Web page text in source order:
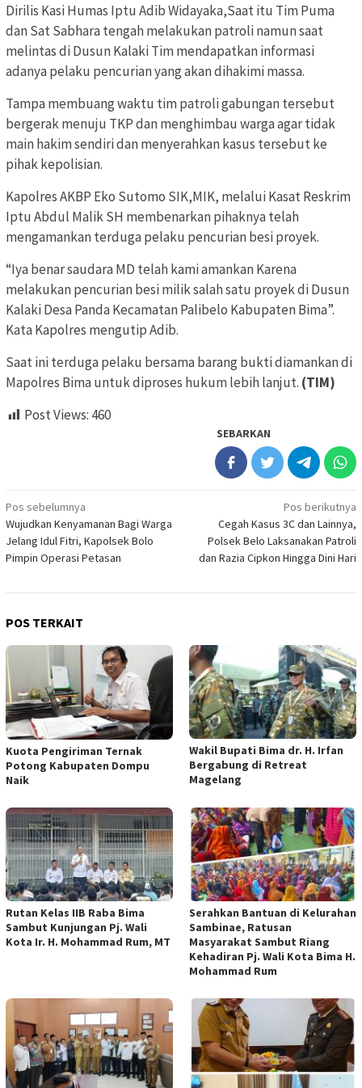
Dirilis Kasi Humas Iptu Adib Widayaka,Saat itu Tim Puma
dan Sat Sabhara tengah melakukan patroli namun saat
melintas di Dusun Kalaki Tim mendapatkan informasi
adanya pelaku pencurian yang akan dihakimi massa.
Tampa membuang waktu tim patroli gabungan tersebut
bergerak menuju TKP dan menghimbau warga agar tidak
main hakim sendiri dan menyerahkan kasus tersebut ke
pihak kepolisian.
Kapolres AKBP Eko Sutomo SIK,MIK, melalui Kasat Reskrim
Iptu Abdul Malik SH membenarkan pihaknya telah
mengamankan terduga pelaku pencurian besi proyek.
“Iya benar saudara MD telah kami amankan Karena
melakukan pencurian besi milik salah satu proyek di Dusun
Kalaki Desa Panda Kecamatan Palibelo Kabupaten Bima”.
Kata Kapolres mengutip Adib.
Saat ini terduga pelaku bersama barang bukti diamankan di
Mapolres Bima untuk diproses hukum lebih lanjut. (TIM)
Post Views: 460
SEBARKAN
Navigasi
pos
Pos sebelumnya
Wujudkan Kenyamanan Bagi Warga
Jelang Idul Fitri, Kapolsek Bolo
Pimpin Operasi Petasan
Pos berikutnya
Cegah Kasus 3C dan Lainnya,
Polsek Belo Laksanakan Patroli
dan Razia Cipkon Hingga Dini Hari
POS TERKAIT
Kuota Pengiriman Ternak
Potong Kabupaten Dompu
Naik
Wakil Bupati Bima dr. H. Irfan
Bergabung di Retreat
Magelang
Rutan Kelas IIB Raba Bima
Sambut Kunjungan Pj. Wali
Kota Ir. H. Mohammad Rum, MT
Serahkan Bantuan di Kelurahan
Sambinae, Ratusan
Masyarakat Sambut Riang
Kehadiran Pj. Wali Kota Bima H.
Mohammad Rum